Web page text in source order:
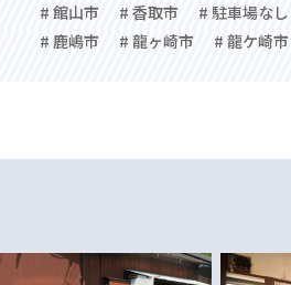
# 館山市
# 香取市 # 駐車場なし
# 鹿嶋市
# 龍ヶ崎市 # 龍ケ崎市